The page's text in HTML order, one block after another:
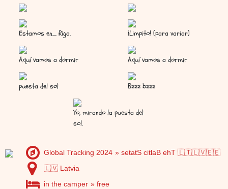
Estamos en.... Riga. ¡Limpito! (para variar)
Aquí vamos a dormir Aquí vamos a dormir
puesta del sol Bzzz bzzz
Yo, mirando la puesta del
sol.
Global Tracking 2024
setatS citlaB ehT 🇱🇹🇱🇻🇪🇪
🇱🇻 Latvia
in the camper
free